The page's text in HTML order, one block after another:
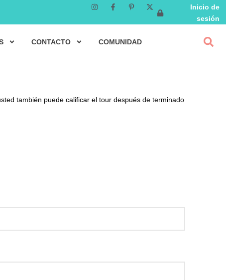
Inicio de
sesión
CONTACTO COMUNIDAD
también puede calificar el tour después de terminado